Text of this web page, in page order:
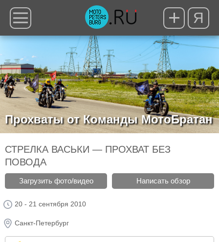
Я
Прохваты от Команды МотоБратан
СТРЕЛКА ВАСЬКИ — ПРОХВАТ БЕЗ
ПОВОДА
Загрузить фото/видео Написать обзор
20 - 21 сентября 2010
Санкт-Петербург